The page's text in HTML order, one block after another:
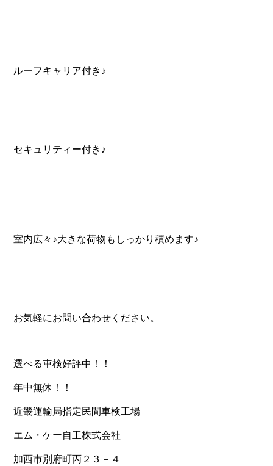
ルーフキャリア付き♪
セキュリティー付き♪
室内広々♪大きな荷物もしっかり積めます♪
お気軽にお問い合わせください。
選べる車検好評中！！
年中無休！！
近畿運輸局指定民間車検工場
エム・ケー自工株式会社
加西市別府町丙２３－４